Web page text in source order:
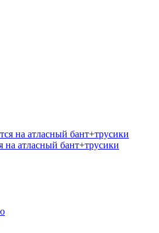
на атласный бант+трусики